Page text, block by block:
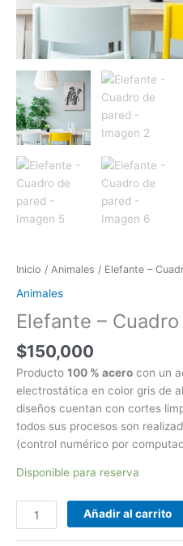
Inicio / Animales / Elefante –
Animales
Elefante –
$150,000
Producto 100 % acero con un
electrostática en color gris de
diseños cuentan con cortes
todos sus procesos son
(control numérico por
Disponible para reserva
Añadir al carrito